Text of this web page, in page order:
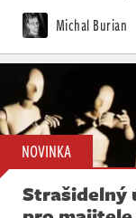
Michal Burian
NOVINKA
Strašidelný